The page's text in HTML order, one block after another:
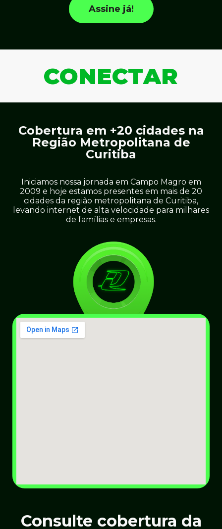
Assine já!
CONECTAR
Cobertura em +20 cidades na
Região Metropolitana de
Curitiba
Iniciamos nossa jornada em Campo Magro em
2009 e hoje estamos presentes em mais de 20
cidades da região metropolitana de Curitiba,
levando internet de alta velocidade para milhares
de famílias e empresas.
Consulte cobertura da